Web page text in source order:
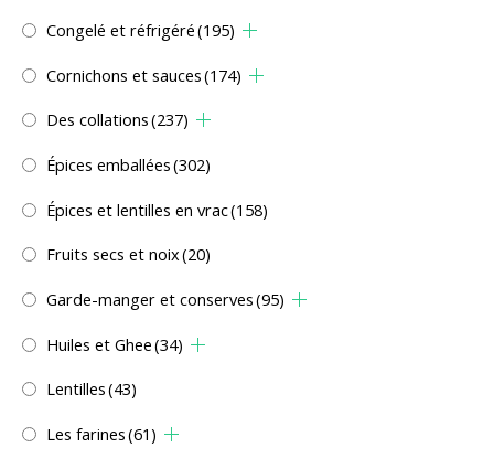
Congelé et réfrigéré(195)
Cornichons et sauces(174)
Des collations(237)
Épices emballées(302)
Épices et lentilles en vrac(158)
Fruits secs et noix(20)
Garde-manger et conserves(95)
Huiles et Ghee(34)
Lentilles(43)
Les farines(61)